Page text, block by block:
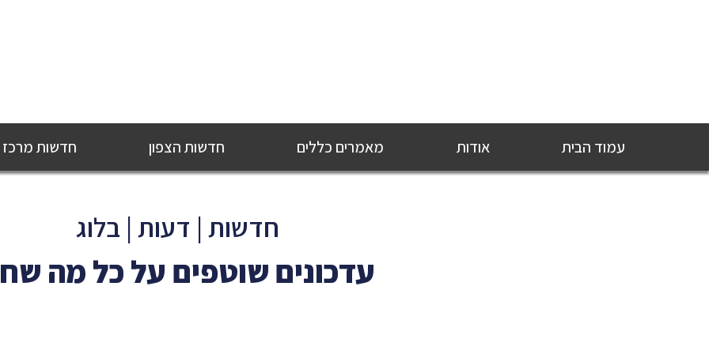
עמוד הבית אודות מאמרים כללים חדשות הצפון חדשות מרכז
חדשות | דעות | בלוג
עדכונים שוטפים על כל מה